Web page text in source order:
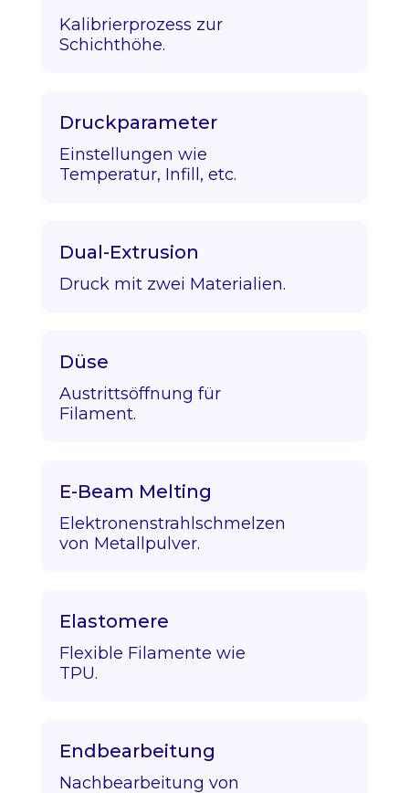
Kalibrierprozess zur
Schichthöhe.
Druckparameter
Einstellungen wie
Temperatur, Infill, etc.
Dual-Extrusion
Druck mit zwei Materialien.
Düse
Austrittsöffnung für
Filament.
E-Beam Melting
Elektronenstrahlschmelzen
von Metallpulver.
Elastomere
Flexible Filamente wie
TPU.
Endbearbeitung
Nachbearbeitung von